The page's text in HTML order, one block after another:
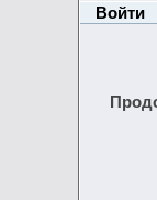
Войти